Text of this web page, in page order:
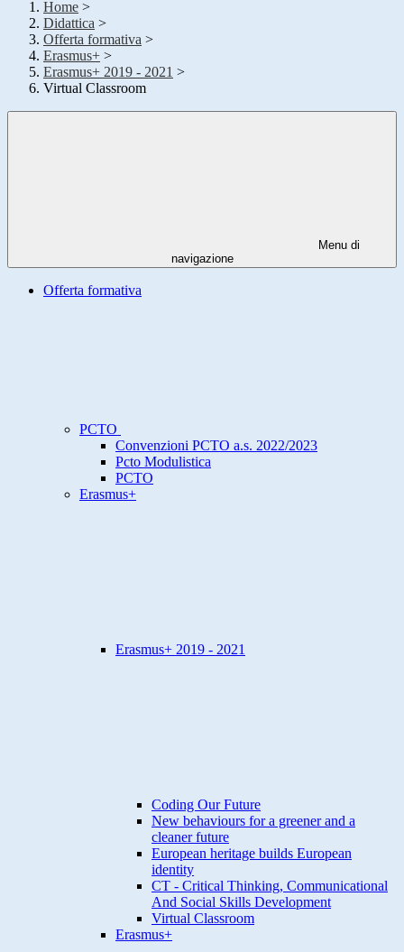
Home >
Didattica >
Offerta formativa >
Erasmus+ >
Erasmus+ 2019 - 2021 >
Virtual Classroom
Menu di
navigazione
Offerta formativa
PCTO
Convenzioni PCTO a.s. 2022/2023
Pcto Modulistica
PCTO
Erasmus+
Erasmus+ 2019 - 2021
Coding Our Future
New behaviours for a greener and a
cleaner future
European heritage builds European
identity
CT - Critical Thinking, Communicational
And Social Skills Development
Virtual Classroom
Erasmus+